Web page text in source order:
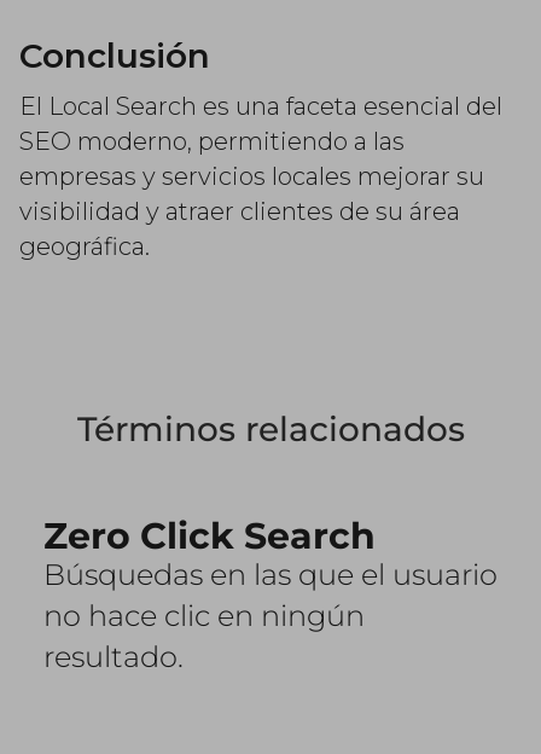
Conclusión
El Local Search es una faceta esencial del
SEO moderno, permitiendo a las
empresas y servicios locales mejorar su
visibilidad y atraer clientes de su área
geográfica.
Términos relacionados
Zero Click Search
Búsquedas en las que el usuario
no hace clic en ningún
resultado.